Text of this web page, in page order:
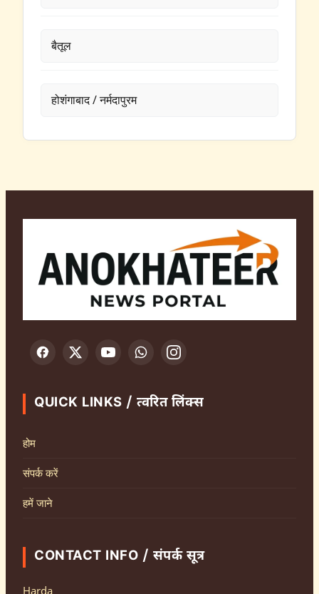
बैतूल
होशंगाबाद / नर्मदापुरम
QUICK LINKS / त्वरित लिंक्स
होम
संपर्क करें
हमें जाने
CONTACT INFO / संपर्क सूत्र
Harda